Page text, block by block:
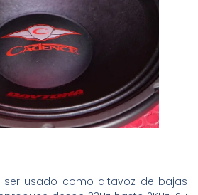
ser usado como altavoz de bajas